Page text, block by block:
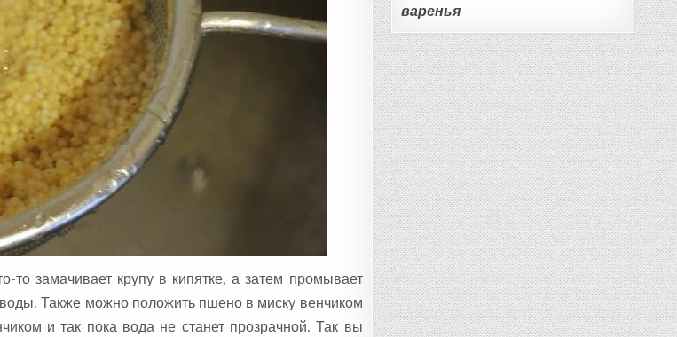
то замачивает крупу в кипятке, а затем промывает
Также можно положить пшено в миску венчиком
и так пока вода не станет прозрачной. Так вы
варенья